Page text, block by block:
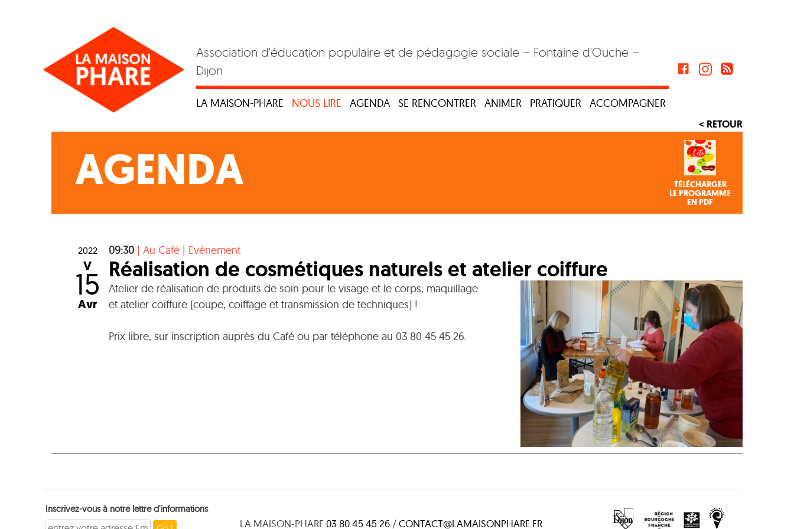
Association d'éducation populaire et de pédagogie sociale – Fontaine d'Ouche –
Dijon
LA MAISON-PHARE NOUS LIRE AGENDA SE RENCONTRER ANIMER PRATIQUER ACCOMPAGNER
< RETOUR
TÉLÉCHARGER
LE PROGRAMME
EN PDF
AGENDA
2022
V
15
Avr
09:30 | Au Café | Evénement
Réalisation de cosmétiques naturels et atelier coiffure
Atelier de réalisation de produits de soin pour le visage et le corps, maquillage
et atelier coiffure (coupe, coiffage et transmission de techniques) !
Prix libre, sur inscription auprès du Café ou par téléphone au 03 80 45 45 26.
Inscrivez-vous à notre lettre d'informations
LA MAISON-PHARE03 80 45 45 26 /CONTACT@LAMAISONPHARE.FR